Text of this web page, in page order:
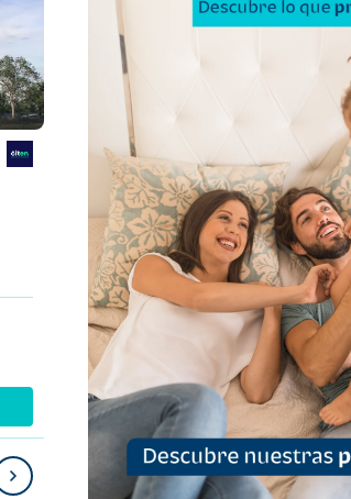
APARTAMENTO
Q 1,136,200
Cuotas desde Q 7,319*
Noa Apartamentos Tipo B
Noa Apartamentos
2 dormitorios
2 baños
1 parqueo
Quiero más detalles